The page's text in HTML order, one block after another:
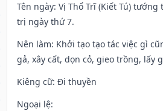
Tên ngày: Vị Thổ Trĩ (Kiết Tú)
trị ngày thứ 7.
Nên làm: Khởi tạo tạo tác việc gì
gả, xây cất, dọn cỏ, gieo trồng, lấy
Kiêng cữ: Đi thuyền
Ngoại lệ: